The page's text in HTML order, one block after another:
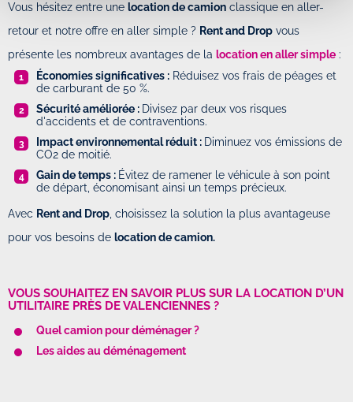
Vous hésitez entre une location de camion classique en aller-
retour et notre offre en aller simple ? Rent and Drop vous
présente les nombreux avantages de la location en aller simple :
Économies significatives : Réduisez vos frais de péages et
de carburant de 50 %.
Sécurité améliorée : Divisez par deux vos risques
d'accidents et de contraventions.
Impact environnemental réduit : Diminuez vos émissions de
CO2 de moitié.
Gain de temps : Évitez de ramener le véhicule à son point
de départ, économisant ainsi un temps précieux.
Avec Rent and Drop, choisissez la solution la plus avantageuse
pour vos besoins de location de camion.
VOUS SOUHAITEZ EN SAVOIR PLUS SUR LA LOCATION D’UN
UTILITAIRE PRÈS DE VALENCIENNES ?
Quel camion pour déménager ?
Les aides au déménagement